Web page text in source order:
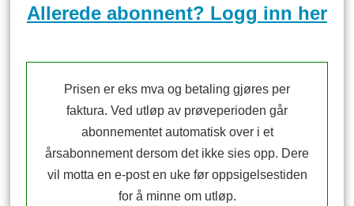
Allerede abonnent? Logg inn her
Prisen er eks mva og betaling gjøres per
faktura. Ved utløp av prøveperioden går
abonnementet automatisk over i et
årsabonnement dersom det ikke sies opp. Dere
vil motta en e-post en uke før oppsigelsestiden
for å minne om utløp.